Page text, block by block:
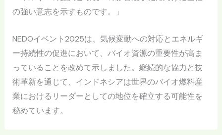
の強い意志を示すものです。」
NEDOイベント2025は、気候変動への対応とエネルギ
ー持続性の促進において、バイオ資源の重要性が高ま
っていることを改めて示しました。継続的な協力と技
術革新を通じて、インドネシアは世界のバイオ燃料産
業におけるリーダーとしての地位を確立する可能性を
秘めています。